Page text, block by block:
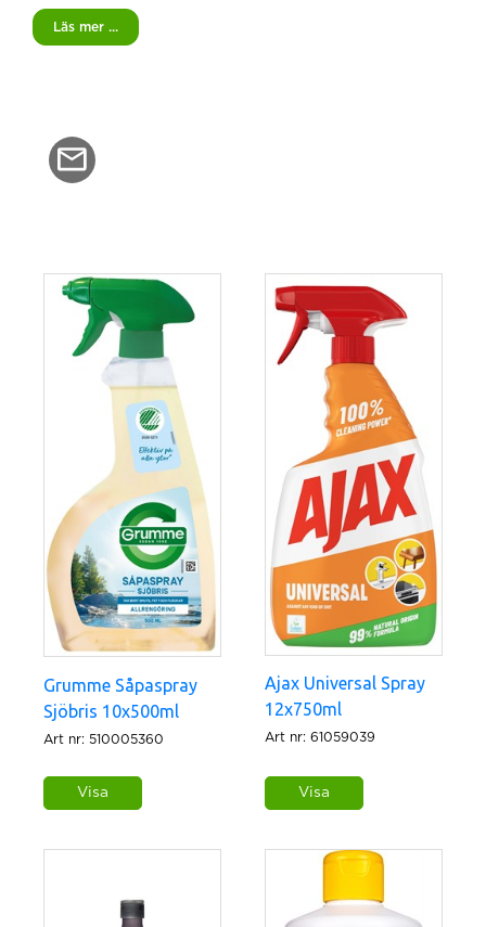
ytor och neutraliserar samtidigt dåligt lukt.
Undvik att använda produkten på marmor och
Svanen, innehåller inga animaliska ingredienser
och består av biologiskt nedbrytbara
Specifikationer
Tar bort kalk, smuts och fläckar
Miljömärkta: Svanen
Antal i förpackningen: 10x500ml
Svanen granskar produkter ur ett
livscykelperspektiv, från råvara till avfall.
Kriterierna skärps kontinuerligt för att driva på
utvecklingen mot hållbar konsumtion och
produktion.
Läs mer ...
Grumme Såpaspray
Sjöbris 10x500ml
Art nr: 510005360
Visa
Ajax Universal Spray
12x750ml
Art nr: 61059039
Visa